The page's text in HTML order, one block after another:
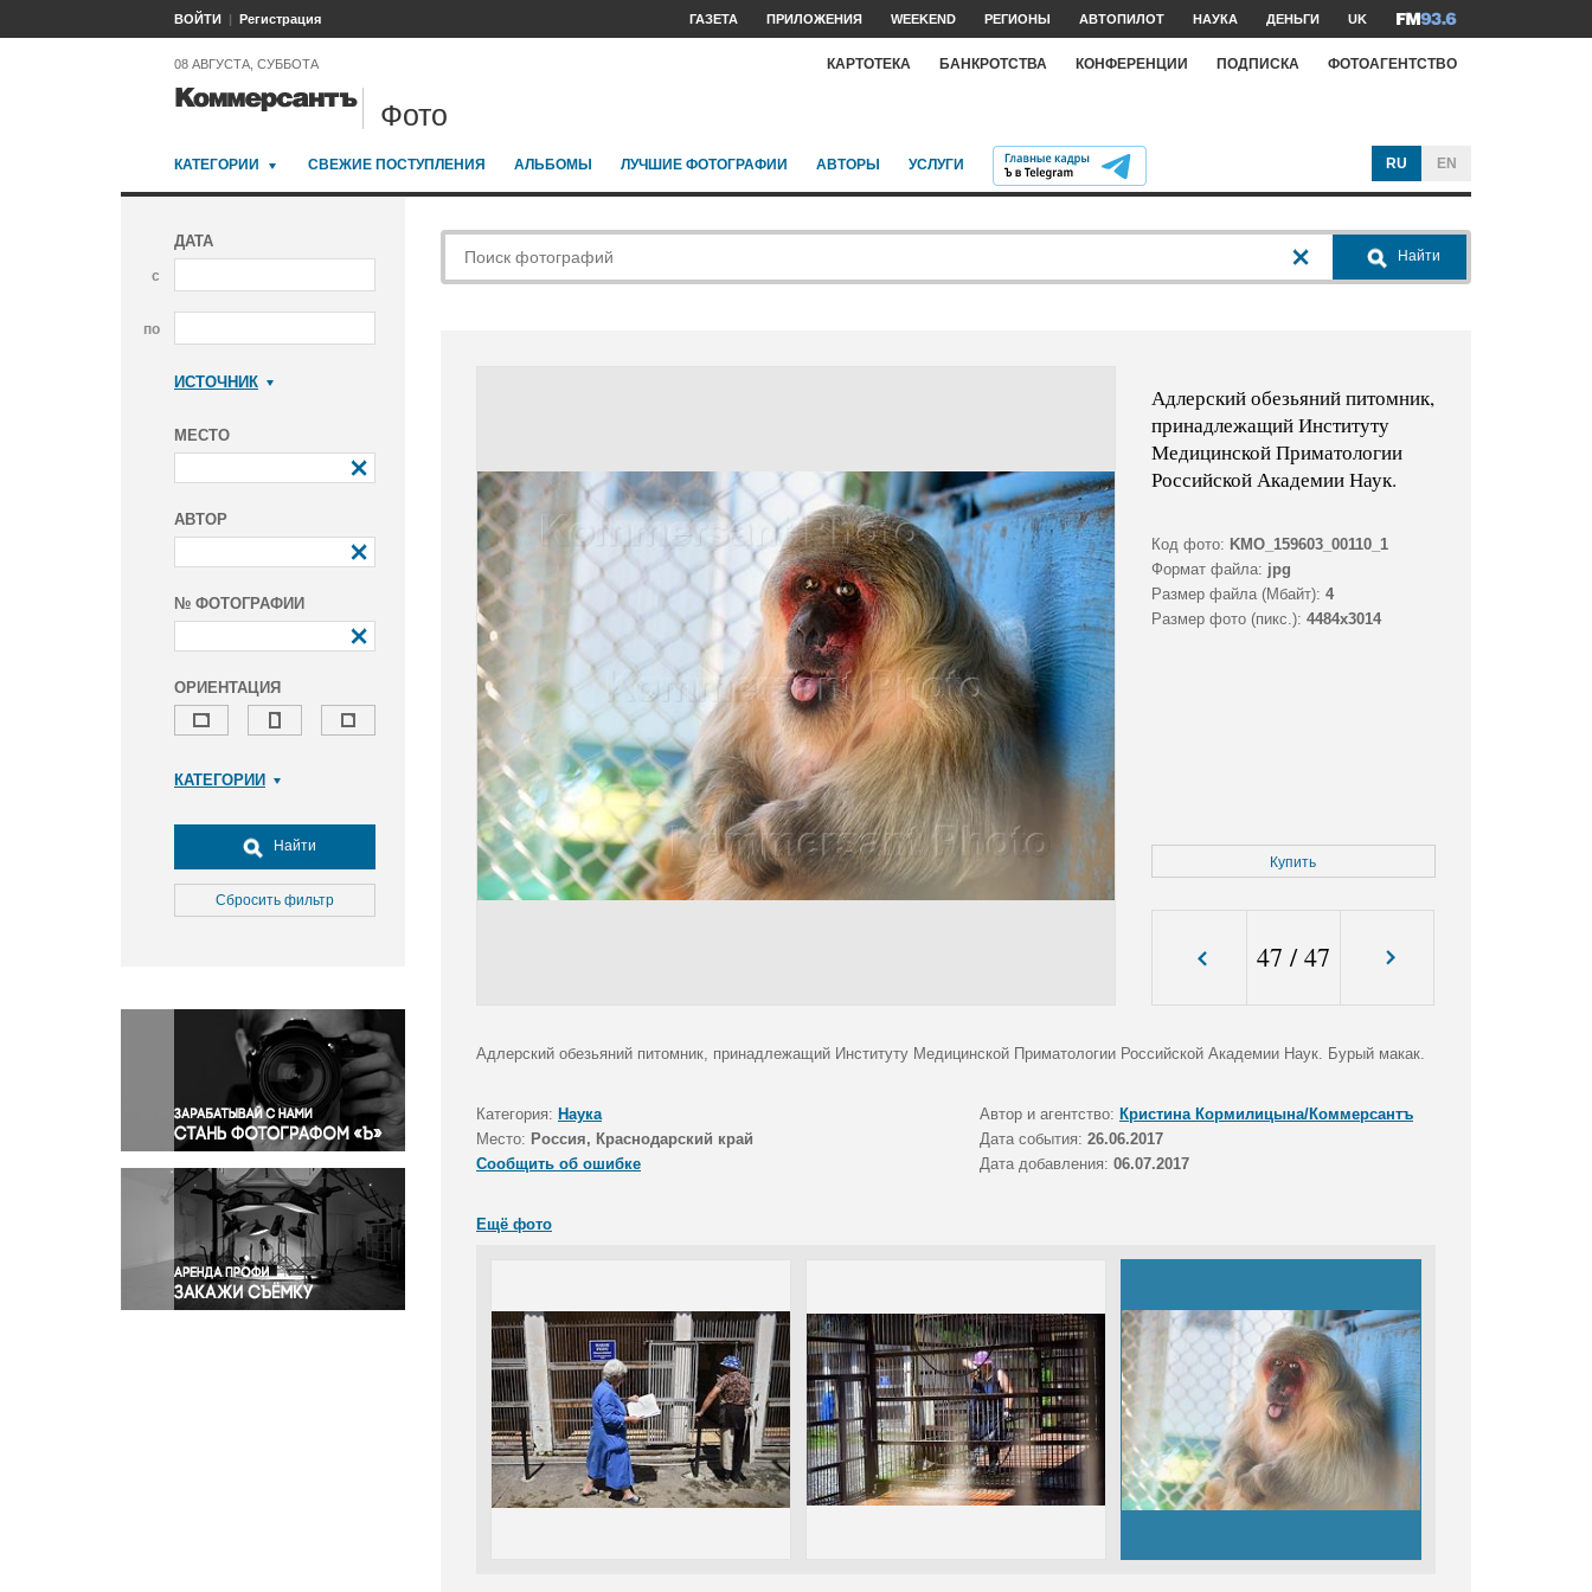
ВОЙТИ Регистрация ГАЗЕТА ПРИЛОЖЕНИЯ WEEKEND РЕГИОНЫ АВТОПИЛОТ НАУКА ДЕНЬГИ UK
08 АВГУСТА, СУББОТА КАРТОТЕКА БАНКРОТСТВА КОНФЕРЕНЦИИ ПОДПИСКА ФОТОАГЕНТСТВО
Фото
КАТЕГОРИИ СВЕЖИЕ ПОСТУПЛЕНИЯ АЛЬБОМЫ ЛУЧШИЕ ФОТОГРАФИИ АВТОРЫ УСЛУГИ RU EN
ДАТА
с
по
ИСТОЧНИК
МЕСТО
АВТОР
№ ФОТОГРАФИИ
ОРИЕНТАЦИЯ
КАТЕГОРИИ
Досуг, туризм и отдых
Культура
Медицина
Окружающая среда
Политика
Правосудие
Происшествия и конфликты
Религия
Светская жизнь
Спорт
Экология
Экономика и бизнес
Найти
Сбросить фильтр
Найти
Адлерский обезьяний питомник,
принадлежащий Институту
Медицинской Приматологии
Российской Академии Наук.
Код фото: KMO_159603_00110_1
Формат файла: jpg
Размер файла (Мбайт): 4
Размер фото (пикс.): 4484x3014
Купить
47 /47
Адлерский обезьяний питомник, принадлежащий Институту Медицинской Приматологии Российской Академии Наук. Бурый макак.
Категория: Наука Автор и агентство: Кристина Кормилицына/Коммерсантъ
Место: Россия, Краснодарский край Дата события: 26.06.2017
Сообщить об ошибке
Дата добавления: 06.07.2017
Ещё фото